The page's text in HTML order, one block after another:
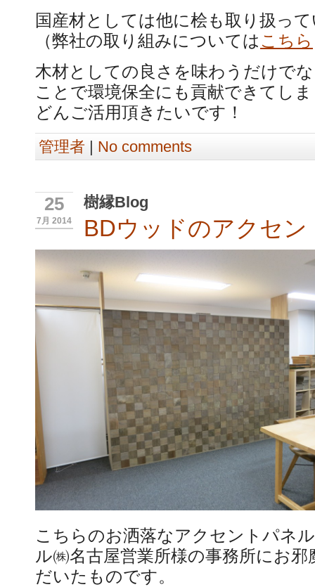
国産材としては他に桧も取り扱っ
（弊社の取り組みについてはこちら
木材としての良さを味わうだけで
ことで環境保全にも貢献できてし
どんご活用頂きたいです！
管理者 | No comments
25
7月 2014
樹縁Blog
BDウッドのアクセン
こちらのお洒落なアクセントパネ
ル㈱名古屋営業所様の事務所にお
だいたものです。